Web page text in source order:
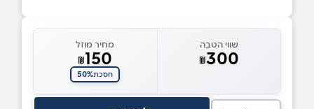
שווי הטבה
₪300
מחיר מוזל
₪150
חסכת50%